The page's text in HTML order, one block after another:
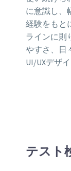
に意識し、
経験をもと
ラインに則
やすさ、日
UI/UXデザ
テスト